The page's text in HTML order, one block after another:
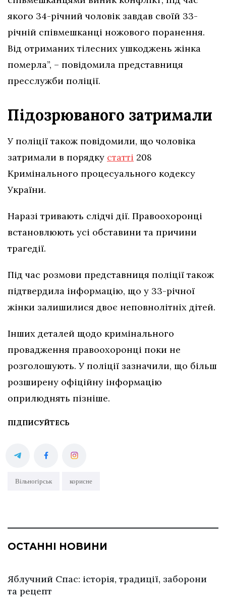
якого 34-річний чоловік завдав своїй 33-
річній співмешканці ножового поранення.
Від отриманих тілесних ушкоджень жінка
померла”, – повідомила представниця
пресслужби поліції.
Підозрюваного затримали
У поліції також повідомили, що чоловіка
затримали в порядку статті 208
Кримінального процесуального кодексу
України.
Наразі тривають слідчі дії. Правоохоронці
встановлюють усі обставини та причини
трагедії.
Під час розмови представниця поліції також
підтвердила інформацію, що у 33-річної
жінки залишилися двоє неповнолітніх дітей.
Інших деталей щодо кримінального
провадження правоохоронці поки не
розголошують. У поліції зазначили, що більш
розширену офіційну інформацію
оприлюднять пізніше.
ПІДПИСУЙТЕСЬ
Вільногірськ корисне
ОСТАННІ НОВИНИ
Яблучний Спас: історія, традиції, заборони
та рецепт